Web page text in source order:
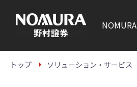
本
NOMURA
トップ ソリューション・サービス